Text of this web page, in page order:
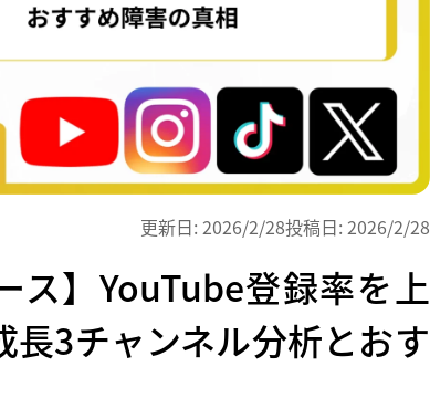
更新日: 2026/2/28投稿日: 2026/2/28
ス】YouTube登録率を上
長3チャンネル分析とおす